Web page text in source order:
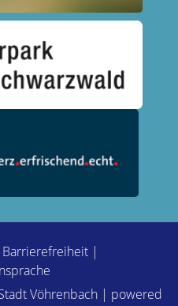
Barrierefreiheit |
Vöhrenbach | powered